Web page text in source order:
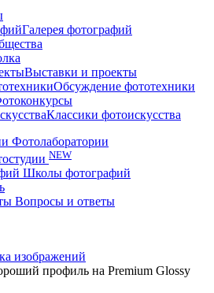
Галерея фотографий
Выставки и проекты
Обсуждение фототехники
Классики фотоискусства
Фотолаборатории
NEW
Школы фотографий
Вопросы и ответы
изображений
профиль на Premium Glossy